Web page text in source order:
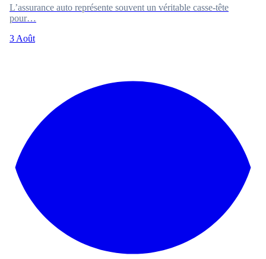
L’assurance auto représente souvent un véritable casse-tête
pour…
3 Août